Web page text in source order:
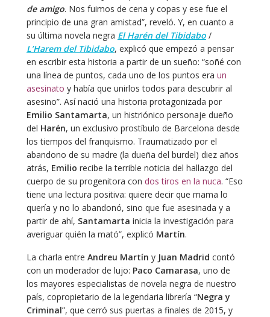
de amigo. Nos fuimos de cena y copas y ese fue el
principio de una gran amistad”, reveló. Y, en cuanto a
su última novela negra El Harén del Tibidabo/
L’Harem del Tibidabo, explicó que empezó a pensar
en escribir esta historia a partir de un sueño: “soñé con
una línea de puntos, cada uno de los puntos era un
asesinato y había que unirlos todos para descubrir al
asesino”. Así nació una historia protagonizada por
Emilio Santamarta, un histriónico personaje dueño
del Harén, un exclusivo prostíbulo de Barcelona desde
los tiempos del franquismo. Traumatizado por el
abandono de su madre (la dueña del burdel) diez años
atrás, Emilio recibe la terrible noticia del hallazgo del
cuerpo de su progenitora con dos tiros en la nuca. “Eso
tiene una lectura positiva: quiere decir que mama lo
quería y no lo abandonó, sino que fue asesinada y a
partir de ahí, Santamarta inicia la investigación para
averiguar quién la mató”, explicó Martín.
La charla entre Andreu Martín y Juan Madrid contó
con un moderador de lujo: Paco Camarasa, uno de
los mayores especialistas de novela negra de nuestro
país, copropietario de la legendaria librería “Negra y
Criminal”, que cerró sus puertas a finales de 2015, y